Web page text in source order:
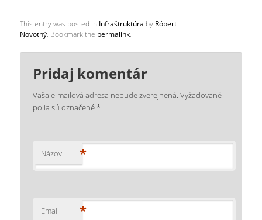
This entry was posted in Infraštruktúra by Róbert
Novotný. Bookmark the permalink.
Pridaj komentár
Vaša e-mailová adresa nebude zverejnená. Vyžadované
polia sú označené*
Názov *
Email *